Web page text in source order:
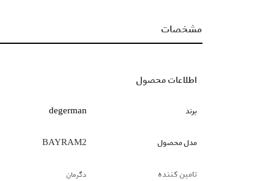
مشخصات
اطلاعات محصول
برند degerman
مدل محصول BAYRAM2
تامین کننده دگرمان